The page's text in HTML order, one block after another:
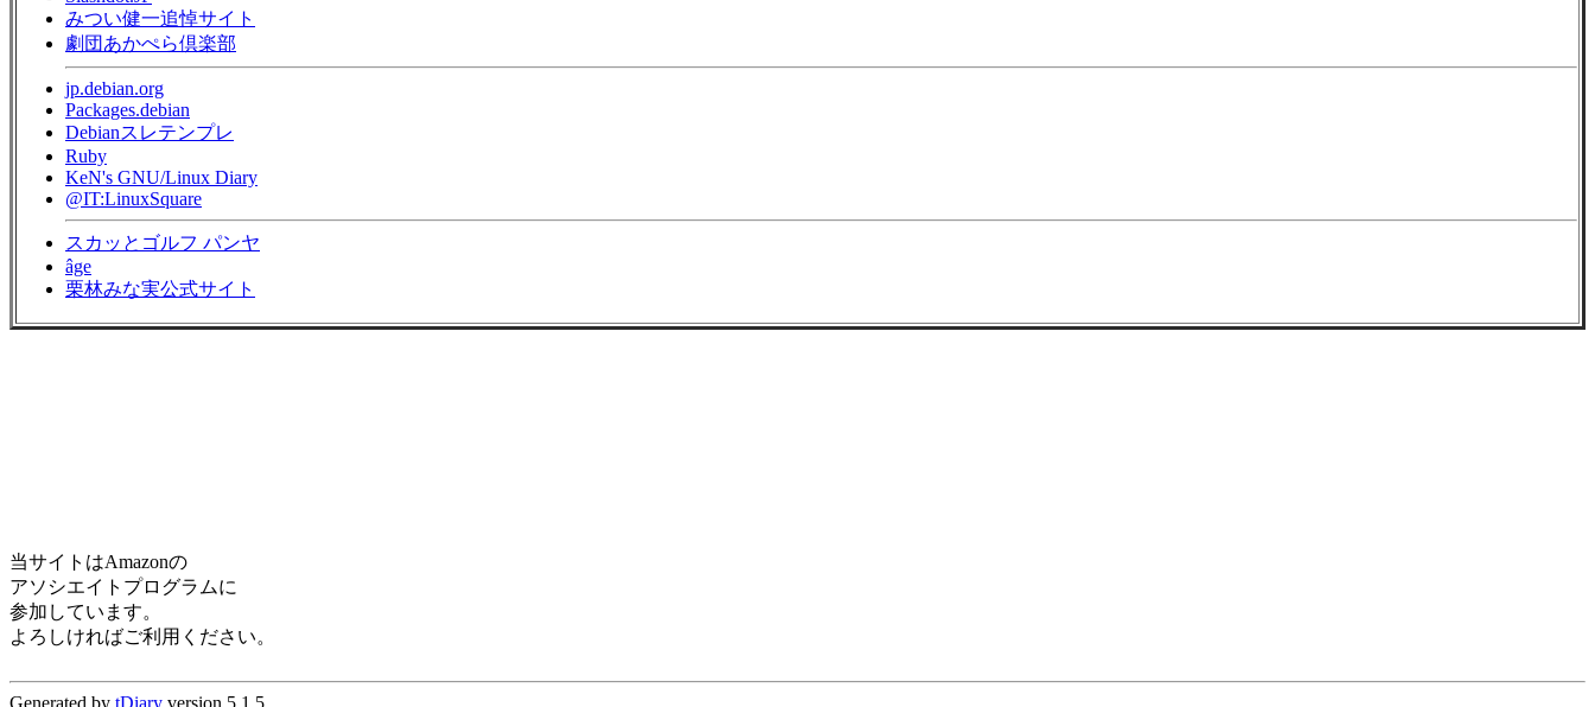
みつい健一追悼サイト
劇団あかぺら倶楽部
jp.debian.org
Packages.debian
Debianスレテンプレ
Ruby
KeN's GNU/Linux Diary
@IT:LinuxSquare
スカッとゴルフ パンヤ
âge
栗林みな実公式サイト
当サイトはAmazonの
アソシエイトプログラムに
参加しています。
よろしければご利用ください。
Generated by tDiary version 5.1.5